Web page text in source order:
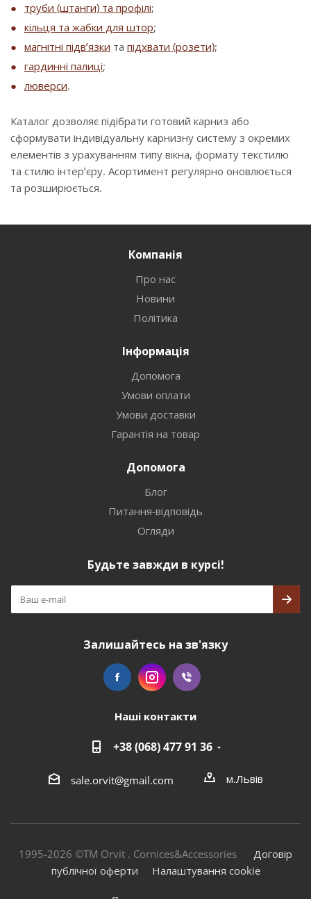
труби (штанги) та профілі;
кільця та жабки для штор;
магнітні підв’язки та підхвати (розети);
гардинні палиці;
люверси.
Каталог дозволяє підібрати готовий карниз або
сформувати індивідуальну карнизну систему з окремих
елементів з урахуванням типу вікна, формату текстилю
та стилю інтер’єру. Асортимент регулярно оновлюється
та розширюється.
Компанія
Про нас
Новини
Політика
Інформація
Допомога
Умови оплати
Умови доставки
Гарантія на товар
Допомога
Блог
Питання-відповідь
Огляди
Будьте завжди в курсі!
Залишайтесь на зв'язку
Наші контакти
+38 (068) 477 91 36
sale.orvit@gmail.com м.Львів
1995-2026 ©TM Orvit . Cornices&Accessories Договір
публічної оферти
Налаштування cookie